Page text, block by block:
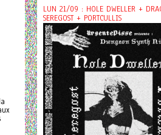
LUN 21/09 : HOLE DWELLER +
SEREGOST + PORTCULLIS